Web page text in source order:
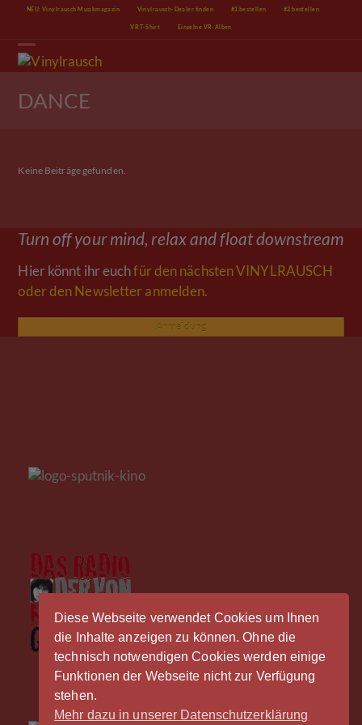
Diese Webseite verwendet Cookies um Ihnen
die Inhalte anzeigen zu können. Ohne die
technisch notwendigen Cookies werden einige
Funktionen der Webseite nicht zur Verfügung
stehen.
Mehr dazu in unserer Datenschutzerklärung
content
NEU: Vinylrausch Musikmagazin Vinylrausch-Dealer finden #1 bestellen #2 bestellen
VR T-Shirt Einzelne VR-Alben
Open
mobile
menu
Close
mobile
menu
DANCE
Keine Beiträge gefunden.
Turn off your mind, relax and float downstream
Hier könnt ihr euchfür den nächsten VINYLRAUSCH
oder den Newsletter anmelden.
Anmeldung